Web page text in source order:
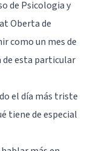
de Psicologia y
Oberta de
como un mes de
de esta particular
el día más triste
tiene de especial